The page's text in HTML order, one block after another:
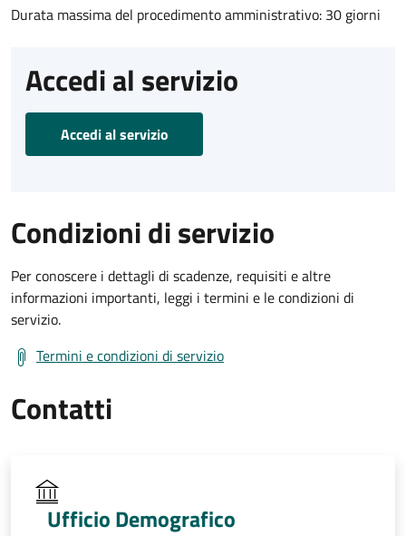
Durata massima del procedimento amministrativo: 30 giorni
Accedi al servizio
Accedi al servizio
Condizioni di servizio
Per conoscere i dettagli di scadenze, requisiti e altre
informazioni importanti, leggi i termini e le condizioni di
servizio.
Termini e condizioni di servizio
Contatti
Ufficio Demografico